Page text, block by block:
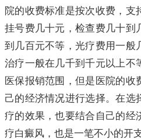
院的收费标准是按次收费，支
挂号费几十元，检查费几十到
到几百元不等，光疗费用一般
治疗一般在几千到千元以上不
医保报销范围，但是医院的收
己的经济情况进行选择。在选
疗的效果，也要结合自己的经
疗白癜风，也是一笔不小的开支